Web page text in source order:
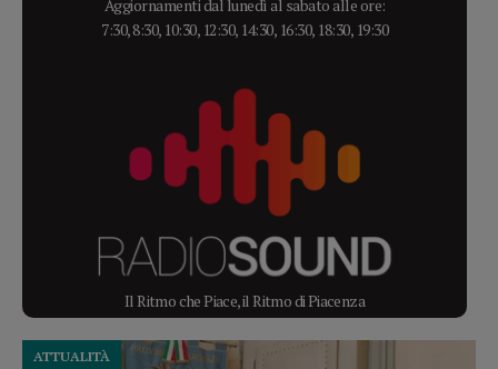
Aggiornamenti dal lunedì al sabato alle ore:
7:30, 8:30, 10:30, 12:30, 14:30, 16:30, 18:30, 19:30
Il Ritmo che Piace, il Ritmo di Piacenza
ATTUALITÀ